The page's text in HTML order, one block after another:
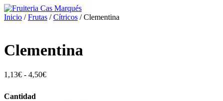
Ir
al
Inicio /Frutas /Cítricos / Clementina
Clementina
1,13€ - 4,50€Rango
Cantidad